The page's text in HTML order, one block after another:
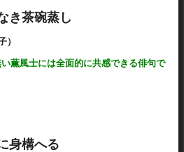
き茶碗蒸し
）
薫風士には全面的に共感できる俳句で
身構へる